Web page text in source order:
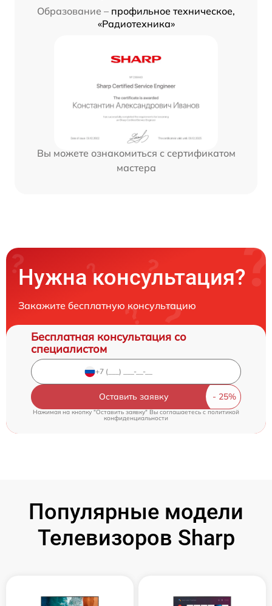
Образование – профильное техническое,
«Радиотехника»
Вы можете ознакомиться с сертификатом
мастера
Нужна консультация?
Закажите бесплатную консультацию
Бесплатная консультация со
специалистом
Оставить заявку
Нажимая на кнопку "Оставить заявку" Вы соглашаетесь cполитикой
конфиденциальности
Популярные модели
Телевизоров Sharp